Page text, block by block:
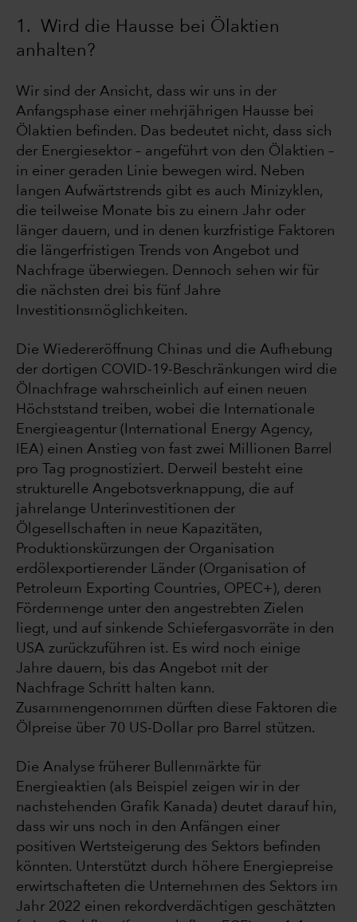
1. Wird die Hausse bei Ölaktien
anhalten?
Wir sind der Ansicht, dass wir uns in der
Anfangsphase einer mehrjährigen Hausse bei
Ölaktien befinden. Das bedeutet nicht, dass sich
der Energiesektor – angeführt von den Ölaktien –
in einer geraden Linie bewegen wird. Neben
langen Aufwärtstrends gibt es auch Minizyklen,
die teilweise Monate bis zu einem Jahr oder
länger dauern, und in denen kurzfristige Faktoren
die längerfristigen Trends von Angebot und
Nachfrage überwiegen. Dennoch sehen wir für
die nächsten drei bis fünf Jahre
Investitionsmöglichkeiten.
Die Wiedereröffnung Chinas und die Aufhebung
der dortigen COVID-19-Beschränkungen wird die
Ölnachfrage wahrscheinlich auf einen neuen
Höchststand treiben, wobei die Internationale
Energieagentur (International Energy Agency,
IEA) einen Anstieg von fast zwei Millionen Barrel
pro Tag prognostiziert. Derweil besteht eine
strukturelle Angebotsverknappung, die auf
jahrelange Unterinvestitionen der
Ölgesellschaften in neue Kapazitäten,
Produktionskürzungen der Organisation
erdölexportierender Länder (Organisation of
Petroleum Exporting Countries, OPEC+), deren
Fördermenge unter den angestrebten Zielen
liegt, und auf sinkende Schiefergasvorräte in den
USA zurückzuführen ist. Es wird noch einige
Jahre dauern, bis das Angebot mit der
Nachfrage Schritt halten kann.
Zusammengenommen dürften diese Faktoren die
Ölpreise über 70 US-Dollar pro Barrel stützen.
Die Analyse früherer Bullenmärkte für
Energieaktien (als Beispiel zeigen wir in der
nachstehenden Grafik Kanada) deutet darauf hin,
dass wir uns noch in den Anfängen einer
positiven Wertsteigerung des Sektors befinden
könnten. Unterstützt durch höhere Energiepreise
erwirtschafteten die Unternehmen des Sektors im
Jahr 2022 einen rekordverdächtigen geschätzten